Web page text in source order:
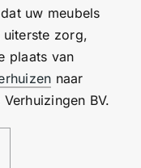
uw meubels
zorg,
plaats van
naar
BV.